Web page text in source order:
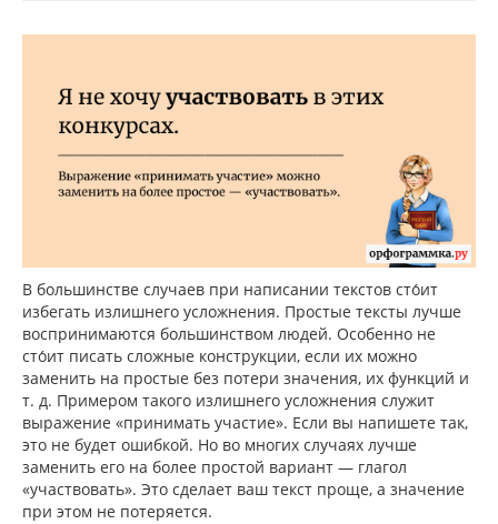
В большинстве случаев при написании текстов сто́ит
избегать излишнего усложнения. Простые тексты лучше
воспринимаются большинством людей. Особенно не
сто́ит писать сложные конструкции, если их можно
заменить на простые без потери значения, их функций и
т. д. Примером такого излишнего усложнения служит
выражение «принимать участие». Если вы напишете так,
это не будет ошибкой. Но во многих случаях лучше
заменить его на более простой вариант — глагол
«участвовать». Это сделает ваш текст проще, а значение
при этом не потеряется.